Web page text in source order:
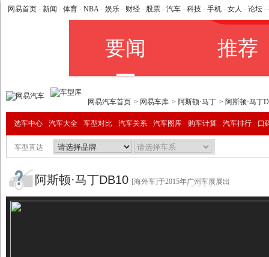
网易首页 - 新闻 - 体育 - NBA - 娱乐 - 财经 - 股票 - 汽车 - 科技 - 手机 - 女人 - 论坛 -
网易汽车首页 > 网易车库 > 阿斯顿·马丁 > 阿斯顿·马丁
选车中心 汽车大全 车型对比 汽车关系 汽车图库 购车计算 汽车排行 口
车型直达
阿斯顿·马丁DB10 [海外车]于2015年广州车展展出